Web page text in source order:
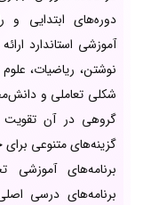
دوره‌های ابتدایی و
آموزشی استاندارد
نوشتن، ریاضیات،
شکلی تعاملی و
گروهی در آن
گزینه‌های متنوعی برای
برنامه‌های
برنامه‌های درسی